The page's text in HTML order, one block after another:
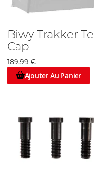
Biwy Trakker
Cap
189,99 €
Ajouter Au Panier